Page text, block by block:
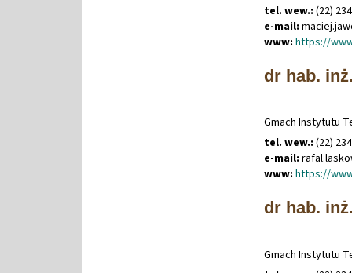
tel. wew.: (22)
e-mail: maciej.
www: https://
dr hab.
Gmach Instytutu
tel. wew.: (22)
e-mail: rafal.
www: https://
dr hab.
Gmach Instytutu